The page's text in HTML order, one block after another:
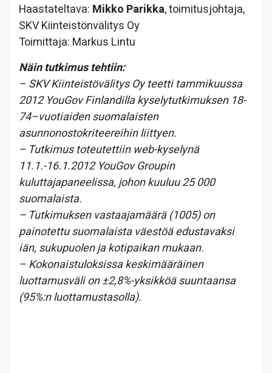
Haastateltava: Mikko Parikka, toimitusjohtaja,
SKV Kiinteistönvälitys Oy
Toimittaja: Markus Lintu
Näin tutkimus tehtiin:
– SKV Kiinteistövälitys Oy teetti tammikuussa
2012 YouGov Finlandilla kyselytutkimuksen 18-
74–vuotiaiden suomalaisten
asunnonostokriteereihin liittyen.
– Tutkimus toteutettiin web-kyselynä
11.1.-16.1.2012 YouGov Groupin
kuluttajapaneelissa, johon kuuluu 25 000
suomalaista.
– Tutkimuksen vastaajamäärä (1005) on
painotettu suomalaista väestöä edustavaksi
iän, sukupuolen ja kotipaikan mukaan.
– Kokonaistuloksissa keskimääräinen
luottamusväli on ±2,8%-yksikköä suuntaansa
(95%:n luottamustasolla).